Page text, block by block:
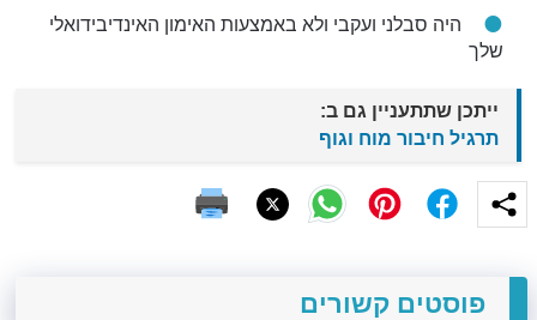
היה סבלני ועקבי ולא באמצעות האימון האינדיבידואלי
שלך
ייתכן שתתעניין גם ב:
תרגיל חיבור מוח וגוף
פוסטים קשורים